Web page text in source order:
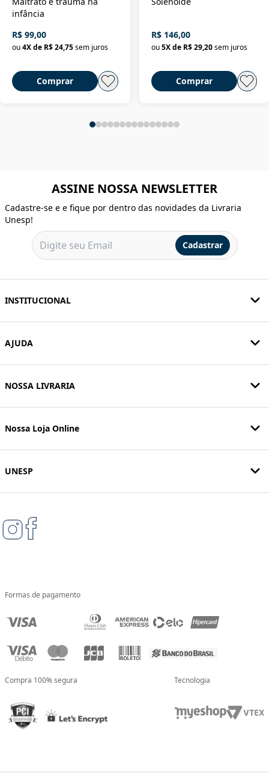
infância
R$ 99,00
ou4X de R$ 24,75sem juros
Comprar
R$ 146,00
ou 5X de R$ 29,20 sem juros
Comprar
ASSINE NOSSA NEWSLETTER
Cadastre-se e e fique por dentro das novidades da Livraria
Unesp!
Cadastrar
INSTITUCIONAL
AJUDA
NOSSA LIVRARIA
Nossa Loja Online
UNESP
Formas de pagamento
Compra 100% segura Tecnologia